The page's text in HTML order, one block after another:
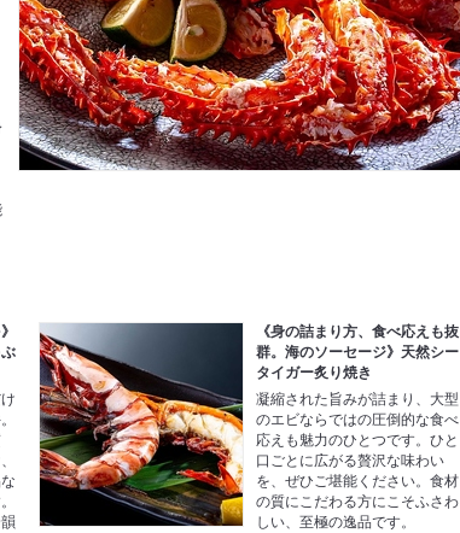
《身の詰まり方、食べ応えも抜
群。海のソーセージ》天然シー
タイガー炙り焼き
凝縮された旨みが詰まり、大型
のエビならではの圧倒的な食べ
応えも魅力のひとつです。ひと
口ごとに広がる贅沢な味わい
を、ぜひご堪能ください。食材
の質にこだわる方にこそふさわ
しい、至極の逸品です。